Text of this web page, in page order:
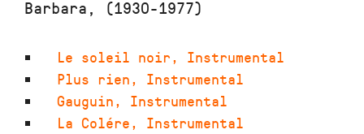
Barbara, (1930-1977)
Le soleil noir, Instrumental
Plus rien, Instrumental
Gauguin, Instrumental
La Colére, Instrumental